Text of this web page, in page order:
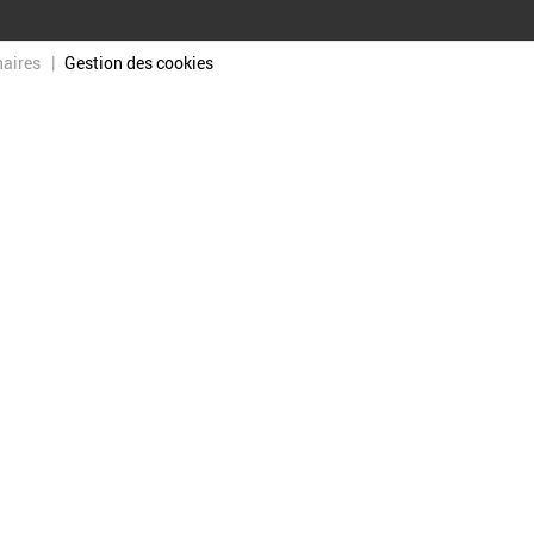
Gestion des cookies